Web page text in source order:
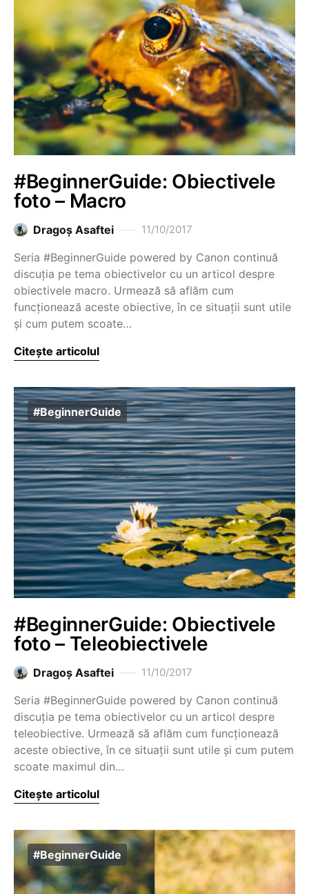
#BeginnerGuide: Obiectivele
foto – Macro
Dragoş Asaftei 11/10/2017
Seria #BeginnerGuide powered by Canon continuă
discuția pe tema obiectivelor cu un articol despre
obiectivele macro. Urmează să aflăm cum
funcționează aceste obiective, în ce situații sunt utile
și cum putem scoate…
Citește articolul
#BeginnerGuide
#BeginnerGuide: Obiectivele
foto – Teleobiectivele
Dragoş Asaftei 11/10/2017
Seria #BeginnerGuide powered by Canon continuă
discuția pe tema obiectivelor cu un articol despre
teleobiective. Urmează să aflăm cum funcționează
aceste obiective, în ce situații sunt utile și cum putem
scoate maximul din…
Citește articolul
#BeginnerGuide